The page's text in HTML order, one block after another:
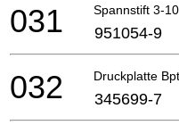
Spannstift 3-10
031 951054-9
Druckplatte
032 345699-7